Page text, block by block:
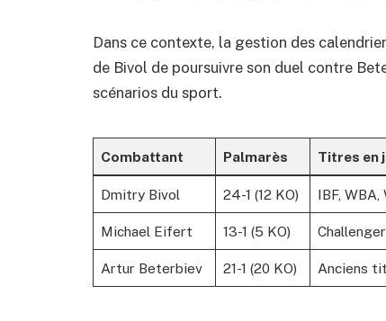
Dans ce contexte, la gestion des
de Bivol de poursuivre son duel contre
scénarios du sport.
Combattant Palmarès Titres en
Dmitry Bivol 24-1 (12 KO) IBF, WBA,
Michael Eifert 13-1 (5 KO)
Artur Beterbiev 21-1 (20 KO) Anciens